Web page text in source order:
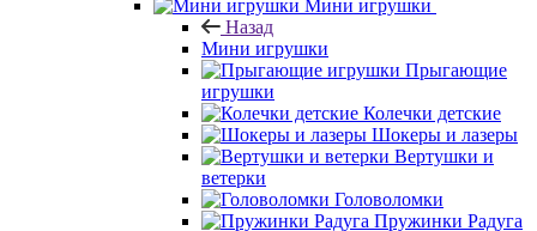
Мини игрушки
Назад
Мини игрушки
Прыгающие
игрушки
Колечки детские
Шокеры и лазеры
Вертушки и
ветерки
Головоломки
Пружинки Радуга